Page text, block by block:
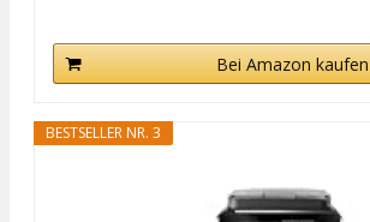
Bei Amazon kaufen
BESTSELLER NR. 3